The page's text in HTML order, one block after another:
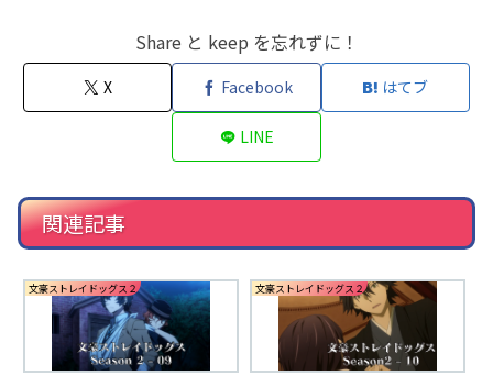
Share と keep を忘れずに！
X Facebook はてブ
LINE
関連記事
文豪ストレイドッグス２ 文豪ストレイドッグス２